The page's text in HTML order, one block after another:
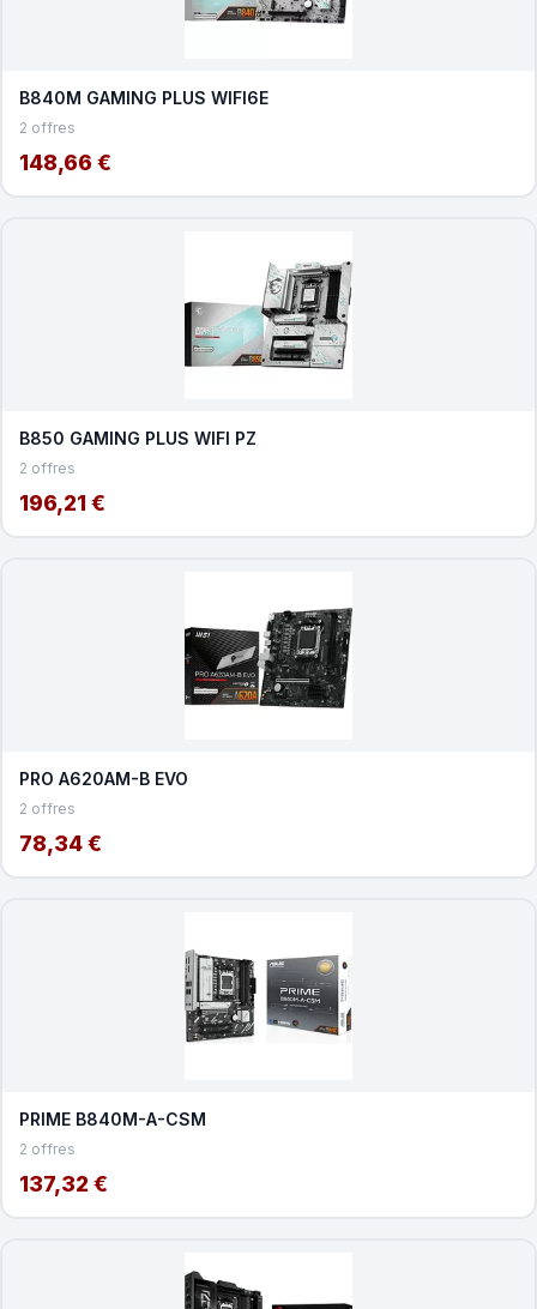
B840M GAMING PLUS WIFI6E
2 offres
148,66 €
B850 GAMING PLUS WIFI PZ
2 offres
196,21 €
PRO A620AM-B EVO
2 offres
78,34 €
PRIME B840M-A-CSM
2 offres
137,32 €